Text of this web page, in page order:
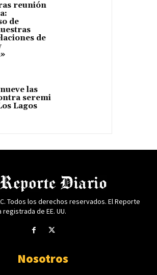
reunión
de
de
las
seremi
Lagos
Todos los derechos reservados. El Reporte
de EE. UU.
Nosotros